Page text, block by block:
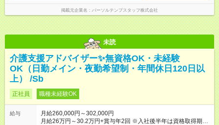
掲載元企業名 パーソルテンプスタッフ株式会社
未読
介護支援アドバイザー✨無資格OK・未経験
OK（日勤メイン・夜勤希望制・年間休日120日以
上） /Sb
正社員 職種未経験OK
給与
月給260,000円～302,000円
月給26万円～30.2万円+賞与年2回 ※入社後半年は資格取得期間